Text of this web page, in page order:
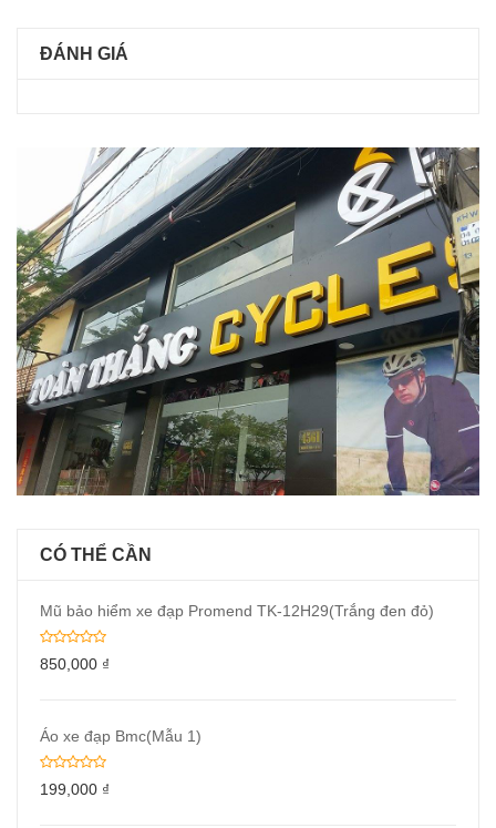
ĐÁNH GIÁ
CÓ THỂ CẦN
Mũ bảo hiểm xe đạp Promend TK-12H29(Trắng đen đỏ)
850,000 ₫
Áo xe đạp Bmc(Mẫu 1)
199,000 ₫